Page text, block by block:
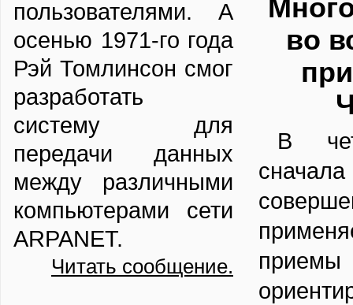
пользователями. А
осенью 1971-го года
Рэй Томлинсон смог
разработать
систему для
передачи данных
между различными
компьютерами сети
ARPANET.
Читать сообщение.
во
В
сначала